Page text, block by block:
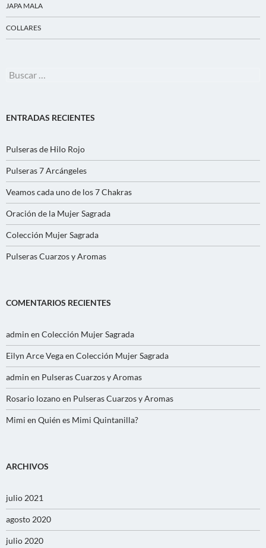
JAPA MALA
COLLARES
Buscar:
ENTRADAS RECIENTES
Pulseras de Hilo Rojo
Pulseras 7 Arcángeles
Veamos cada uno de los 7 Chakras
Oración de la Mujer Sagrada
Colección Mujer Sagrada
Pulseras Cuarzos y Aromas
COMENTARIOS RECIENTES
admin en Colección Mujer Sagrada
Eilyn Arce Vegaen Colección Mujer Sagrada
admin en Pulseras Cuarzos y Aromas
Rosario lozanoen Pulseras Cuarzos y Aromas
Mimi en Quién es Mimi Quintanilla?
ARCHIVOS
julio 2021
agosto 2020
julio 2020